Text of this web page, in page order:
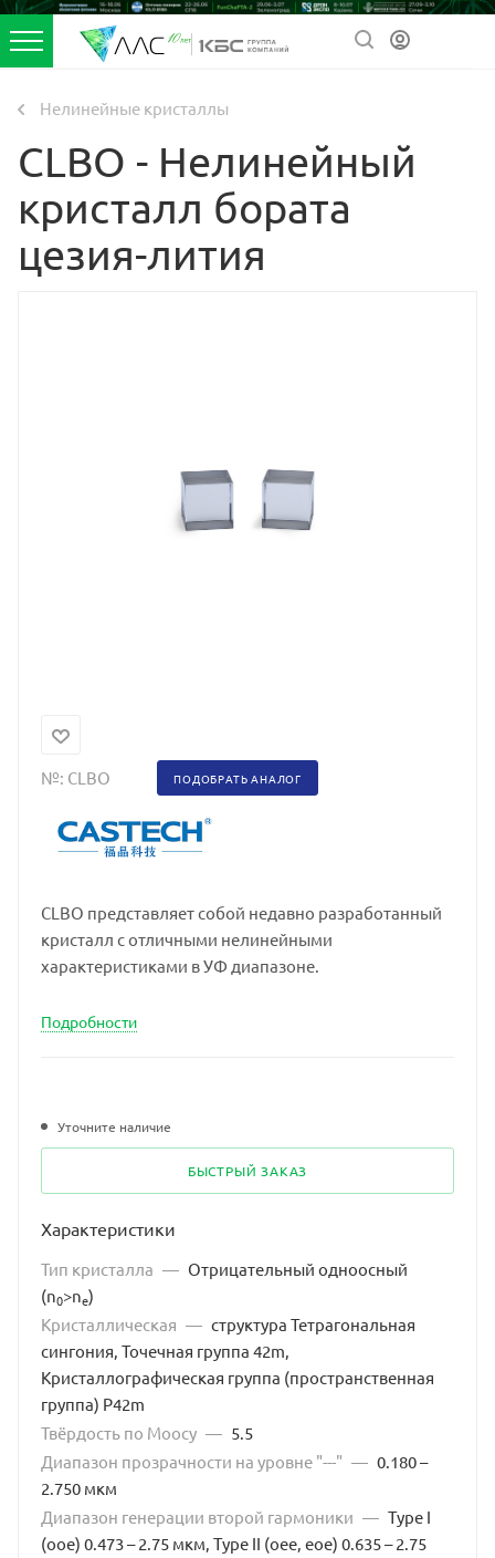
Нелинейные кристаллы
CLBO - Нелинейный
кристалл бората
цезия-лития
№: CLBO ПОДОБРАТЬ АНАЛОГ
CLBO представляет собой недавно разработанный
кристалл с отличными нелинейными
характеристиками в УФ диапазоне.
Подробности
Уточните наличие
БЫСТРЫЙ ЗАКАЗ
Характеристики
Тип кристалла — Отрицательный одноосный
(n0>ne)
Кристаллическая — структура Тетрагональная
сингония, Точечная группа 42m,
Кристаллографическая группа (пространственная
группа) P42m
Твёрдость по Моосу — 5.5
Диапазон прозрачности на уровне "---" — 0.180 –
2.750 мкм
Диапазон генерации второй гармоники — Type I
(оое) 0.473 – 2.75 мкм, Type II (оее, еое) 0.635 – 2.75